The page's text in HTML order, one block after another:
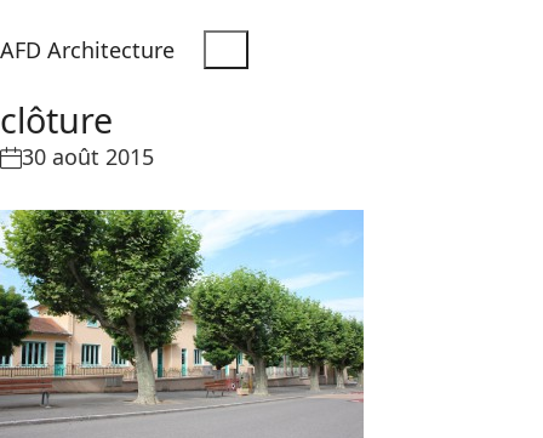
AFD Architecture
clôture
30 août 2015